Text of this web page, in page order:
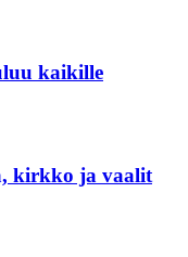
kaikille
kirkko ja vaalit